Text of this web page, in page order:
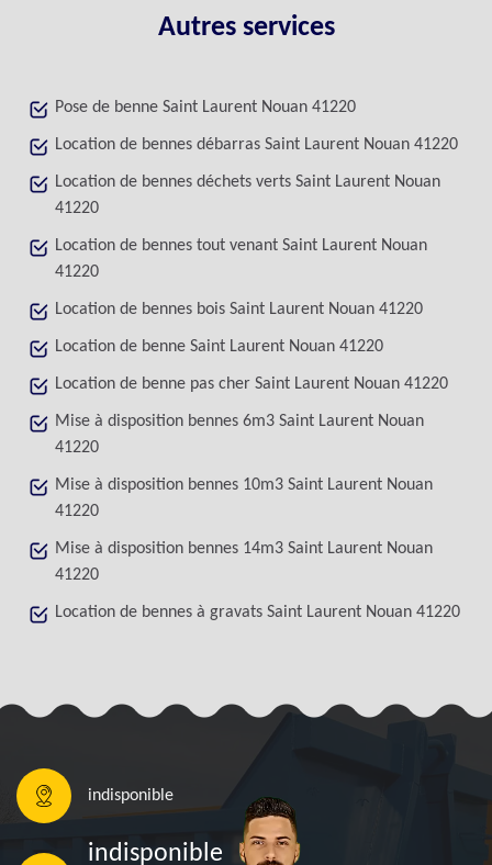
Autres services
Pose de benne Saint Laurent Nouan 41220
Location de bennes débarras Saint Laurent Nouan 41220
Location de bennes déchets verts Saint Laurent Nouan
41220
Location de bennes tout venant Saint Laurent Nouan
41220
Location de bennes bois Saint Laurent Nouan 41220
Location de benne Saint Laurent Nouan 41220
Location de benne pas cher Saint Laurent Nouan 41220
Mise à disposition bennes 6m3 Saint Laurent Nouan
41220
Mise à disposition bennes 10m3 Saint Laurent Nouan
41220
Mise à disposition bennes 14m3 Saint Laurent Nouan
41220
Location de bennes à gravats Saint Laurent Nouan 41220
indisponible
indisponible